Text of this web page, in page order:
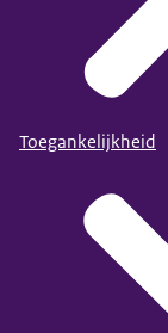
Toegankelijkheid